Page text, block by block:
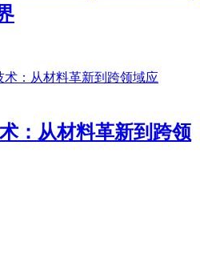
：从材料革新到跨领